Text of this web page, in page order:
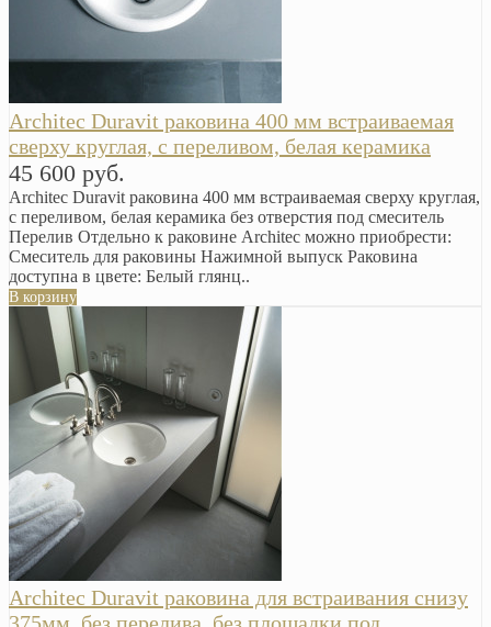
Arсhitec Duravit раковина 400 мм встраиваемая
сверху круглая, с переливом, белая керамика
45 600 руб.
Arсhitec Duravit раковина 400 мм встраиваемая сверху круглая,
с переливом, белая керамика без отверстия под смеситель
Перелив Отдельно к раковине Arсhitec можно приобрести:
Смеситель для раковины Нажимной выпуск Раковина
доступна в цвете: Белый глянц..
В корзину
Arсhitec Duravit раковина для встраивания снизу
375мм, без перелива, без площадки под